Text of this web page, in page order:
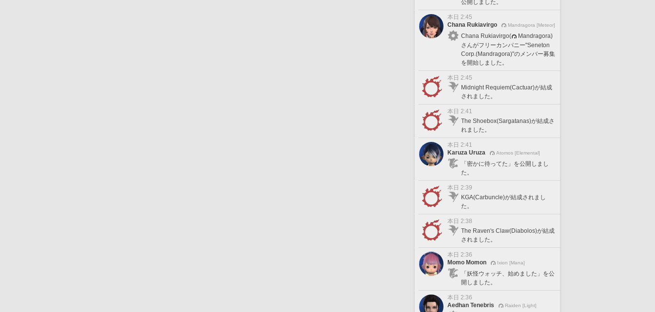
公開しました。
本日 2:45
Chana Rukiavirgo
Mandragora [Meteor]
Chana Rukiavirgo(
Mandragora)
さんがフリーカンパニー"Seneton
Corp.(Mandragora)"のメンバー募集
を開始しました。
本日 2:45
Midnight Requiem(Cactuar)が結成
されました。
本日 2:41
The Shoebox(Sargatanas)が結成さ
れました。
本日 2:41
Karuza Uruza
Atomos [Elemental]
「密かに待ってた」を公開しまし
た。
本日 2:39
KGA(Carbuncle)が結成されまし
た。
本日 2:38
The Raven's Claw(Diabolos)が結成
されました。
本日 2:36
Momo Momon
Ixion [Mana]
「妖怪ウォッチ、始めました」を公
開しました。
本日 2:36
Aedhan Tenebris
Raiden [Light]